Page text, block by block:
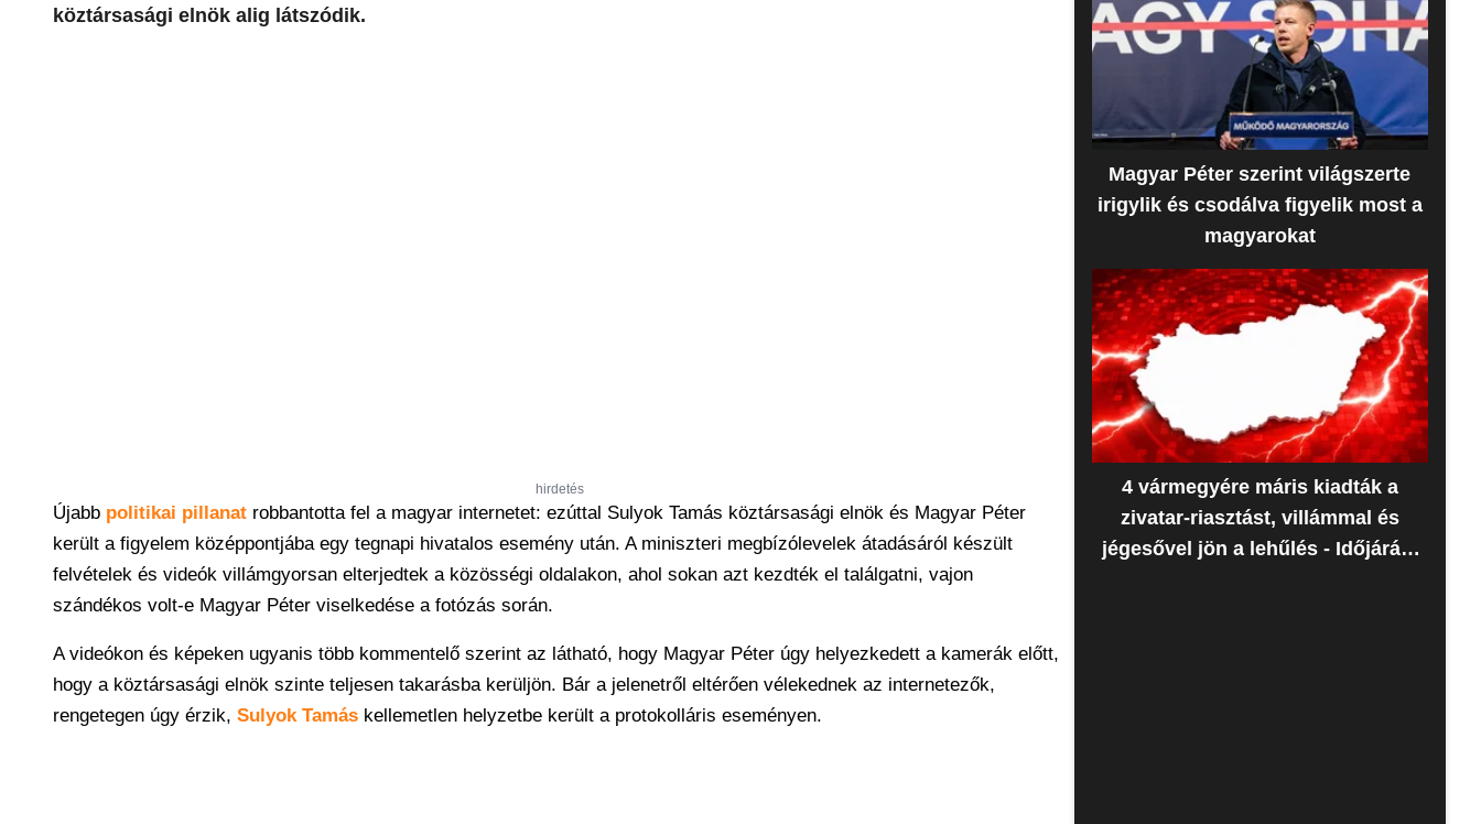
köztársasági elnök alig látszódik.
hirdetés
Újabb politikai pillanat robbantotta fel a magyar internetet: ezúttal Sulyok Tamás köztársasági elnök és Magyar Péter
került a figyelem középpontjába egy tegnapi hivatalos esemény után. A miniszteri megbízólevelek átadásáról készült
felvételek és videók villámgyorsan elterjedtek a közösségi oldalakon, ahol sokan azt kezdték el találgatni, vajon
szándékos volt-e Magyar Péter viselkedése a fotózás során.
A videókon és képeken ugyanis több kommentelő szerint az látható, hogy Magyar Péter úgy helyezkedett a kamerák előtt,
hogy a köztársasági elnök szinte teljesen takarásba kerüljön. Bár a jelenetről eltérően vélekednek az internetezők,
rengetegen úgy érzik, Sulyok Tamás kellemetlen helyzetbe került a protokolláris eseményen.
Magyar Péter szerint világszerte
irigylik és csodálva figyelik most a
magyarokat
4 vármegyére máris kiadták a
zivatar-riasztást, villámmal és
jégesővel jön a lehűlés - Időjárás-